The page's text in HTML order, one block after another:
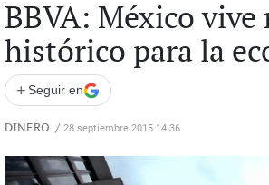
BBVA: México
histórico para la
+ Seguir en
DINERO / 28 septiembre 2015 14:36